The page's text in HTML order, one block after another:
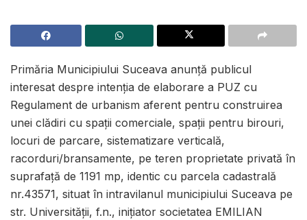
Primăria Municipiului Suceava anunţă publicul
interesat despre intenţia de elaborare a PUZ cu
Regulament de urbanism aferent pentru construirea
unei clădiri cu spații comerciale, spații pentru birouri,
locuri de parcare, sistematizare verticală,
racorduri/bransamente, pe teren proprietate privată în
suprafață de 1191 mp, identic cu parcela cadastrală
nr.43571, situat în intravilanul municipiului Suceava pe
str. Universității, f.n., inițiator societatea EMILIAN